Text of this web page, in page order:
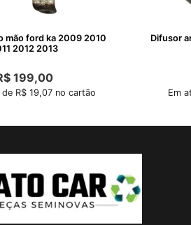
mão ford ka 2009 2010
2012 2013
199,00
de R$ 19,07 no cartão
Difusor
Em